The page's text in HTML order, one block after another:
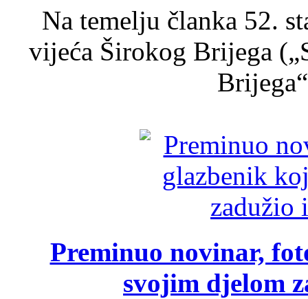
Na temelju članka 52.
vijeća Širokog Brijega
Preminuo novinar,
svojim djelom